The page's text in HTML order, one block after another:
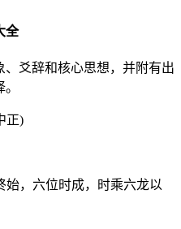
全
爻辞和核心思想，并附有出
正)
始，六位时成，时乘六龙以